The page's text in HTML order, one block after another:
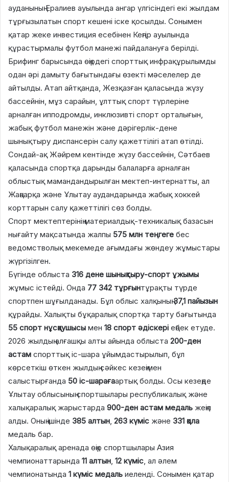
ауданының Ералиев ауылында ангар үлгісіндегі екі жылдам
тұрғызылатын спорт кешені іске қосылды. Сонымен
қатар жеке инвестиция есебінен Кеңгір ауылында
құрастырмалы футбол манежі пайдалануға берілді.
Брифинг барысында өңірдегі спорттық инфрақұрылымды
одан әрі дамыту бағытындағы өзекті мәселелер де
айтылды. Атап айтқанда, Жезқазған қаласында жүзу
бассейнін, мұз сарайын, ұлттық спорт түрлеріне
арналған ипподромды, инклюзивті спорт орталығын,
жабық футбол манежін және дәрігерлік-дене
шынықтыру диспансерін салу қажеттілігі атап өтілді.
Сондай-ақ Жәйрем кентінде жүзу бассейнін, Сәтбаев
қаласында спортқа дарынды балаларға арналған
облыстық мамандандырылған мектеп-интернатты, ал
Жаңаарқа және Ұлытау аудандарында жабық хоккей
корттарын салу қажеттілігі сөз болды.
Спорт мектептерінің материалдық-техникалық базасын
нығайту мақсатында жалпы 575 млн теңгеге бес
ведомстволық мекемеде ағымдағы жөндеу жұмыстары
жүргізілген.
Бүгінде облыста 316 дене шынықтыру-спорт ұжымы
жұмыс істейді. Онда 77 342 тұрғынтұрақты түрде
спортпен шұғылданады. Бұл облыс халқының37,1 пайызын
құрайды. Халықты бұқаралық спортқа тарту бағытында
55 спорт нұсқаушысы мен 18 спорт әдіскері еңбек етуде.
2026 жылдың алғашқы алты айында облыста 200-ден
астам спорттық іс-шара ұйымдастырылып, бұл
көрсеткіш өткен жылдың сәйкес кезеңімен
салыстырғанда 50 іс-шарағаартық болды. Осы кезеңде
Ұлытау облысының спортшылары республикалық және
халықаралық жарыстарда 900-ден астам медаль жеңіп
алды. Оның ішінде 385 алтын, 263 күміс және 331 қола
медаль бар.
Халықаралық аренада өңір спортшылары Азия
чемпионаттарында 11 алтын, 12 күміс, ал әлем
чемпионатында 1 күміс медаль иеленді. Сонымен қатар